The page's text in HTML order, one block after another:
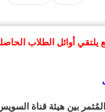
يلتقي أوائل الطلاب
بين هيئة قناة